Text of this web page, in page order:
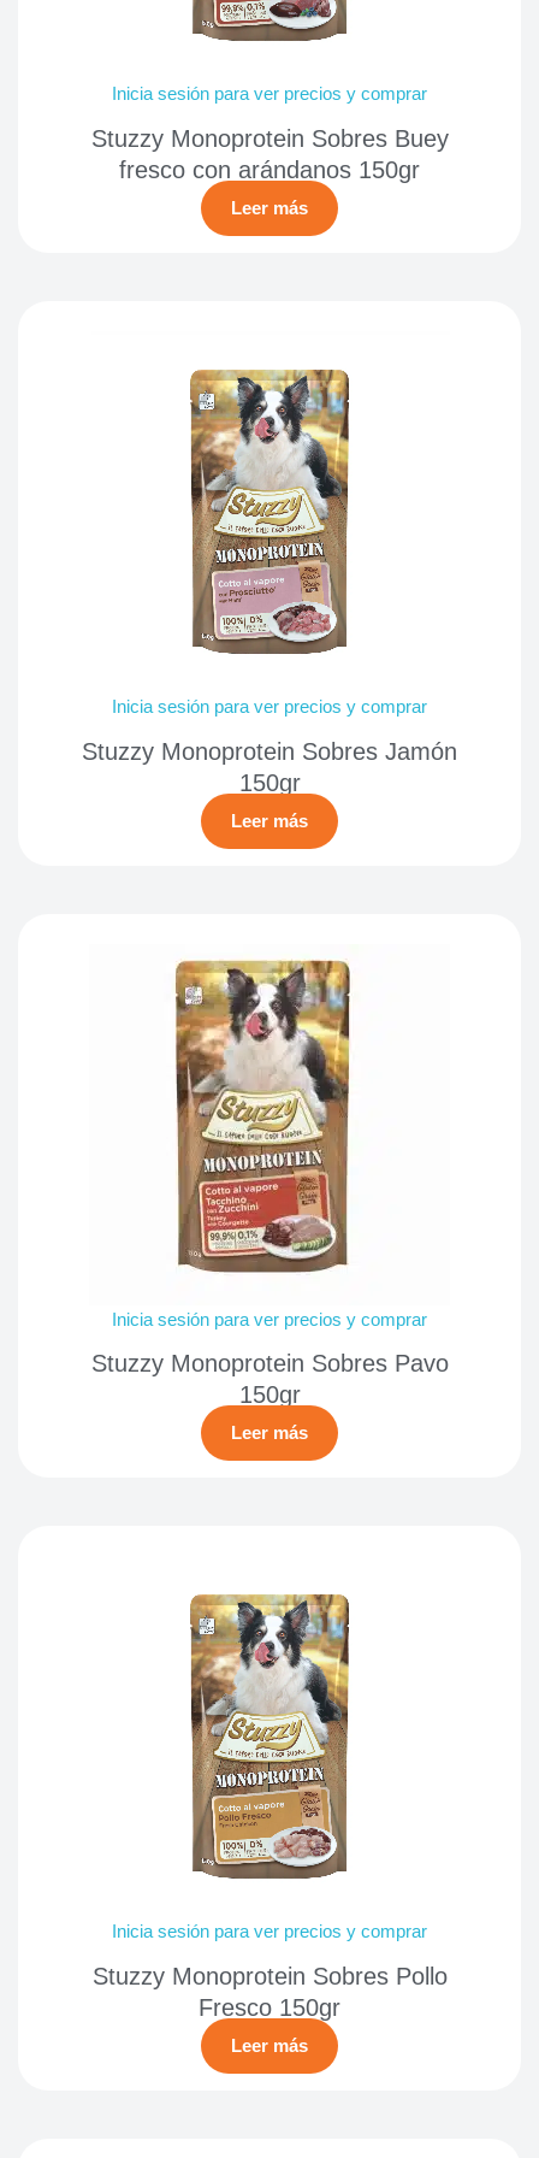
Inicia sesión para ver precios y comprar
Stuzzy Monoprotein Sobres Buey
fresco con arándanos 150gr
Leer más
Inicia sesión para ver precios y comprar
Stuzzy Monoprotein Sobres Jamón
150gr
Leer más
Inicia sesión para ver precios y comprar
Stuzzy Monoprotein Sobres Pavo
150gr
Leer más
Inicia sesión para ver precios y comprar
Stuzzy Monoprotein Sobres Pollo
Fresco 150gr
Leer más